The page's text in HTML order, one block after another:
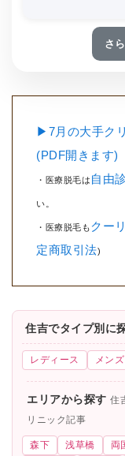
さ
▶7月の大手ク
(PDF開きます)
・医療脱毛は 自由
い。
・医療脱毛も クー
定商取引法)
住吉でタイプ別に
レディース メンズ
エリアから探す住
リニック記事
森下 浅草橋 両